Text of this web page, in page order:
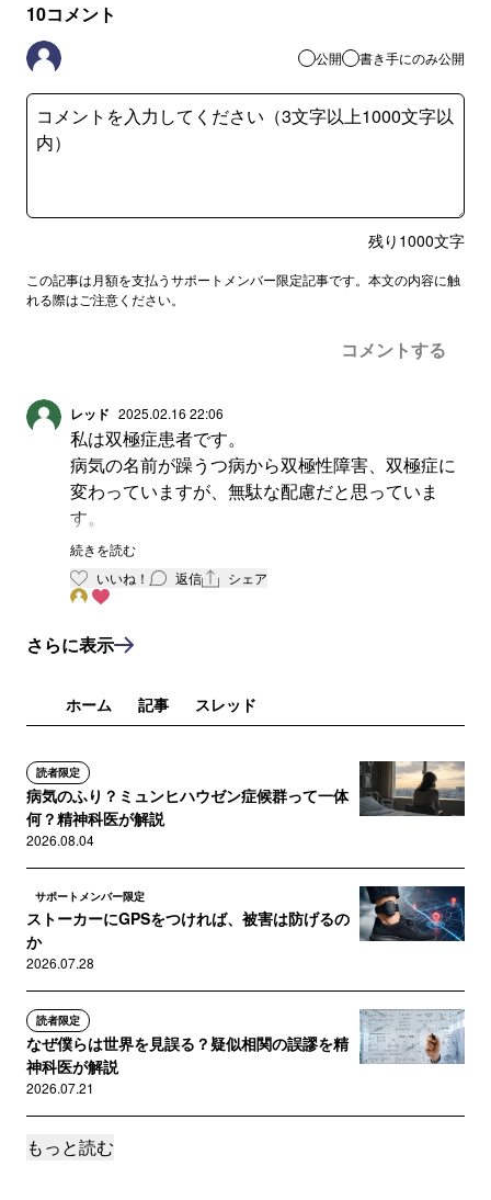
10コメント
公開 書き手にのみ公開
残り 1000文字
この記事は月額を支払うサポートメンバー限定記事です。本文の内容に触
れる際はご注意ください。
コメントする
レッド 2025.02.16 22:06
私は双極症患者です。
病気の名前が躁うつ病から双極性障害、双極症に
変わっていますが、無駄な配慮だと思っていま
す。
躁うつ病が一番病気の状態を的確に表現している
名称だと思っています。
私はⅡ型の躁は比較的マイルドなタイプですが、
その後の、現在も躁の時の散財で借金が60万あり
この病気は躁を自覚するのがつくづく難しい病気
だと思います。
働く様になると、病気が良くなったとつい勘違い
してしまうんですね…
そして鬱になり後悔に陥る…
続きを読む
いいね！
返信 シェア
さらに表示
ホーム 記事 スレッド
読者限定
病気のふり？ミュンヒハウゼン症候群って一体
何？精神科医が解説
2026.08.04
サポートメンバー限定
ストーカーにGPSをつければ、被害は防げるの
か
2026.07.28
読者限定
なぜ僕らは世界を見誤る？疑似相関の誤謬を精
神科医が解説
2026.07.21
サポートメンバー限定
もっと読む